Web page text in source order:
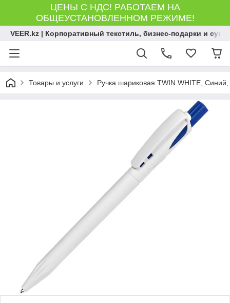
ЦЕНЫ С НДС! РАБОТАЕМ НА
ОБЩЕУСТАНОВЛЕННОМ РЕЖИМЕ!
VEER.kz | Корпоративный текстиль, бизнес-подарки и
Товары и услуги Ручка шариковая TWIN WHITE,